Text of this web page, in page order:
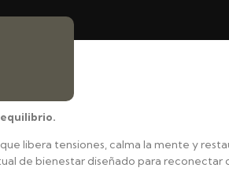
equilibrio.
libera tensiones, calma la mente y
de bienestar diseñado para reconectar